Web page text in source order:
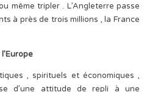
même tripler . L’Angleterre passe
à près de trois millions , la France
, spirituels et économiques ,
d’une attitude de repli à une